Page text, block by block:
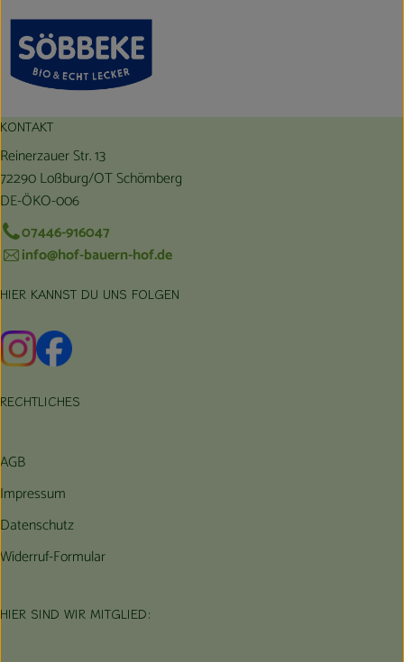
KONTAKT
Reinerzauer Str. 13
72290 Loßburg/OT Schömberg
DE-ÖKO-006
07446-916047
info@hof-bauern-hof.de
HIER KANNST DU UNS FOLGEN
Externer Link zu https://www.instagram.com/hofbauernhof/
Externer Link zu https://www.facebook.com/
RECHTLICHES
AGB
Impressum
Datenschutz
Widerruf-Formular
HIER SIND WIR MITGLIED: